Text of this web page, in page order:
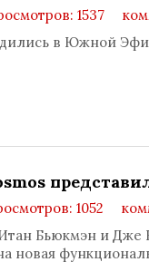
1537
в Южной
1052
Бьюкмэн и Дже
новая